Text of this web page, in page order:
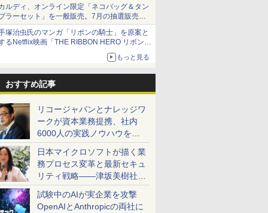
ルディ、オンライン限定「ネコバッグ＆タン
ラーセット」を一般販売。7月の抽選販売の
選無効分
塚治虫氏のマンガ「リボンの騎士」を原案と
るNetflix映画「THE RIBBON HERO リボンヒ
もっと見る
おすすめ記事
リコージャパンとナレッジワ
ークが資本業務提携、社内
6000人の実践ノウハウを生
かした「AI商談記録 for
RICOH」を展開へ
日本マイクロソフトが描く業
務プロセス変革と最新セキュ
リティ戦略――津坂美樹社長
が2027年度戦略を説明
試験中のAIが実企業を攻撃
OpenAIとAnthropicの両社に